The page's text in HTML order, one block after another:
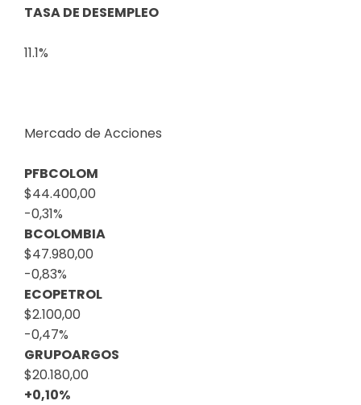
TASA DE DESEMPLEO
11.1%
Mercado de Acciones
PFBCOLOM
$44.400,00
-0,31%
BCOLOMBIA
$47.980,00
-0,83%
ECOPETROL
$2.100,00
-0,47%
GRUPOARGOS
$20.180,00
+0,10%